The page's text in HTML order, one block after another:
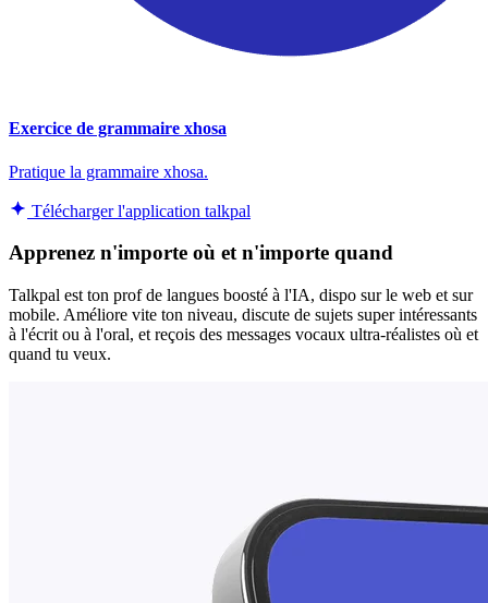
Exercice de grammaire xhosa
Pratique la grammaire xhosa.
Télécharger l'application talkpal
Apprenez n'importe où et n'importe quand
Talkpal est ton prof de langues boosté à l'IA, dispo sur le web et sur
mobile. Améliore vite ton niveau, discute de sujets super intéressants
à l'écrit ou à l'oral, et reçois des messages vocaux ultra-réalistes où et
quand tu veux.